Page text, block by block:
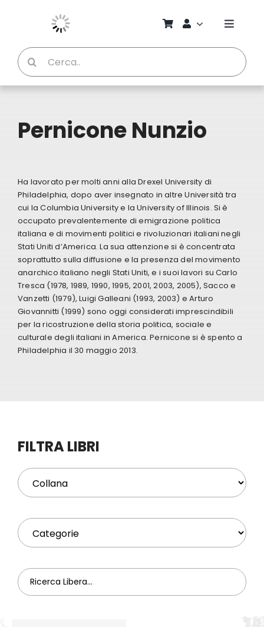
Toggle
Chi
Riviste
Eventi
Cerca
per:
Pernicone Nunzio
Ha lavorato per molti anni alla Drexel University di
Philadelphia, dopo aver insegnato in altre Università tra
cui la Columbia University e la University of Illinois. Si è
occupato prevalentemente di emigrazione politica
italiana e di movimenti politici e rivoluzionari italiani negli
Stati Uniti d’America. La sua attenzione si è concentrata
soprattutto sulla diffusione e la presenza del movimento
anarchico italiano negli Stati Uniti, e i suoi lavori su Carlo
Tresca (1978, 1989, 1990, 1995, 2001, 2003, 2005), Sacco e
Vanzetti (1979), Luigi Galleani (1993, 2003) e Arturo
Giovannitti (1999) sono oggi considerati imprescindibili
per la ricostruzione della storia politica, sociale e
culturale degli italiani in America. Pernicone si è spento a
Philadelphia il 30 maggio 2013.
FILTRA LIBRI